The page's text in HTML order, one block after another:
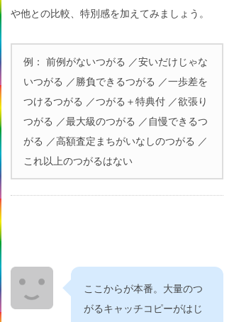
や他との比較、特別感を加えてみましょう。
例： 前例がないつがる ／安いだけじゃな
いつがる ／勝負できるつがる ／一歩差を
つけるつがる ／つがる＋特典付 ／欲張り
つがる ／最大級のつがる ／自慢できるつ
がる ／高額査定まちがいなしのつがる ／
これ以上のつがるはない
ここからが本番。大量のつ
がるキャッチコピーがはじ